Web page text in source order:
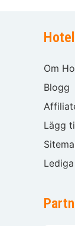
Om
Blogg
Lägg